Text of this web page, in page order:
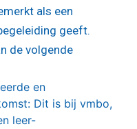
als een
geeft.
de volgende
en
Dit is bij vmbo,
leer-